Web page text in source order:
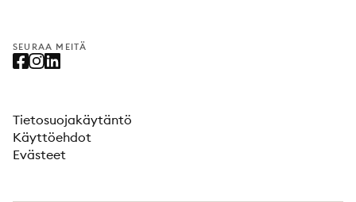
SEURAA MEITÄ
Tietosuojakäytäntö
Käyttöehdot
Evästeet